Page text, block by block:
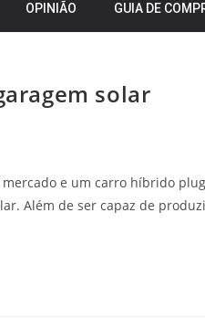
OPINIÃO GUIA DE
solar
e um carro híbrido
Além de ser capaz de